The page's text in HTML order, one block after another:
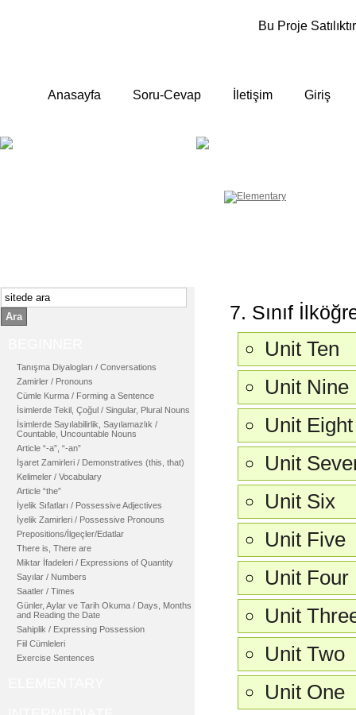
Bu Proje
Anasayfa Soru-Cevap İletişim Giriş
Ara
Tanışma Diyalogları / Conversations
Zamirler / Pronouns
Cümle Kurma / Forming a Sentence
İsimlerde Tekil, Çoğul / Singular, Plural Nouns
İsimlerde Sayılabilirlik, Sayılamazlık /
Countable, Uncountable Nouns
Article “-a”, “-an”
İşaret Zamirleri / Demonstratives (this, that)
Kelimeler / Vocabulary
Article “the”
İyelik Sıfatları / Possessive Adjectives
İyelik Zamirleri / Possessive Pronouns
Prepositions/İlgeçler/Edatlar
There is, There are
Miktar İfadeleri / Expressions of Quantity
Sayılar / Numbers
Saatler / Times
Günler, Aylar ve Tarih Okuma / Days, Months
and Reading the Date
Sahiplik / Expressing Possession
Fiil Cümleleri
Exercise Sentences
7. Sınıf
Unit Ten
Unit Nine
Unit Eight
Unit
Unit Six
Unit Five
Unit Four
Unit
Unit Two
Unit One